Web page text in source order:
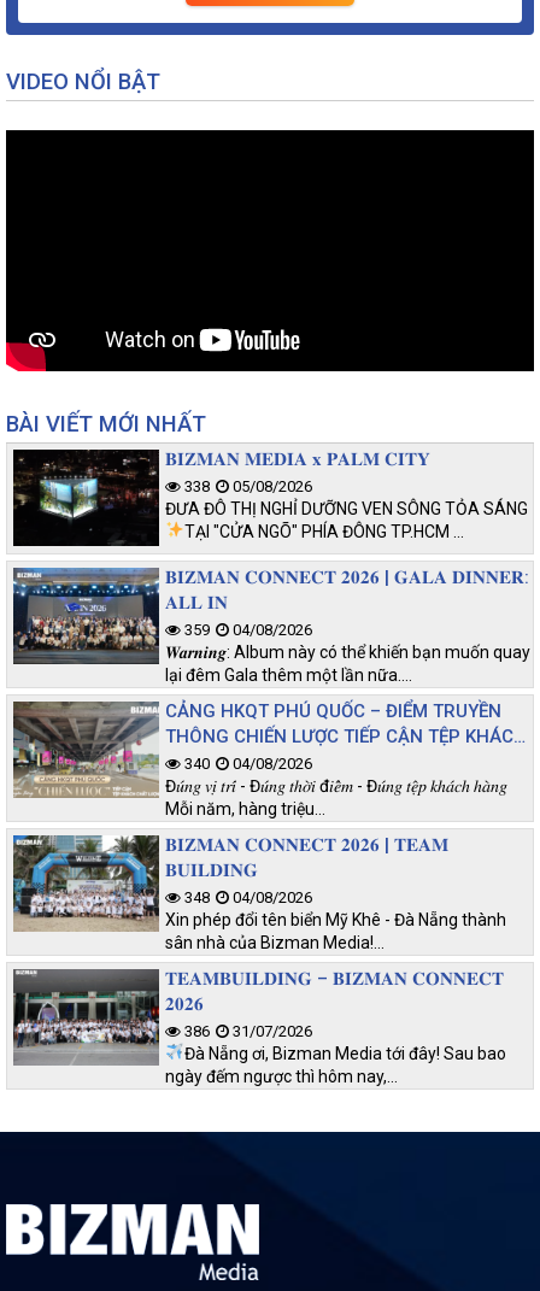
VIDEO NỔI BẬT
BÀI VIẾT MỚI NHẤT
𝐁𝐈𝐙𝐌𝐀𝐍 𝐌𝐄𝐃𝐈𝐀 𝐱 𝐏𝐀𝐋𝐌 𝐂𝐈𝐓𝐘
338 05/08/2026
ĐƯA ĐÔ THỊ NGHỈ DƯỠNG VEN SÔNG TỎA SÁNG
TẠI "CỬA NGÕ" PHÍA ĐÔNG TP.HCM
𝐁𝐈𝐙𝐌𝐀𝐍 𝐂𝐎𝐍𝐍𝐄𝐂𝐓 𝟐𝟎𝟐𝟔 | 𝐆𝐀𝐋𝐀 𝐃𝐈𝐍𝐍𝐄𝐑:
𝐀𝐋𝐋 𝐈𝐍
359 04/08/2026
𝑾𝒂𝒓𝒏𝒊𝒏𝒈: Album này có thể khiến bạn muốn quay
lại đêm Gala thêm một lần nữa.…
CẢNG HKQT PHÚ QUỐC – ĐIỂM TRUYỀN
THÔNG CHIẾN LƯỢC TIẾP CẬN TỆP KHÁCH
CHẤT LƯỢNG
340 04/08/2026
Đ𝑢́𝑛𝑔 𝑣𝑖̣ 𝑡𝑟𝑖́ - Đ𝑢́𝑛𝑔 𝑡ℎ𝑜̛̀𝑖 đ𝑖𝑒̂̉𝑚 - Đ𝑢́𝑛𝑔 𝑡𝑒̣̂𝑝 𝑘ℎ𝑎́𝑐ℎ ℎ𝑎̀𝑛𝑔
Mỗi năm, hàng triệu…
𝐁𝐈𝐙𝐌𝐀𝐍 𝐂𝐎𝐍𝐍𝐄𝐂𝐓 𝟐𝟎𝟐𝟔 | 𝐓𝐄𝐀𝐌
𝐁𝐔𝐈𝐋𝐃𝐈𝐍𝐆
348 04/08/2026
Xin phép đổi tên biển Mỹ Khê - Đà Nẵng thành
sân nhà của Bizman Media!…
𝐓𝐄𝐀𝐌𝐁𝐔𝐈𝐋𝐃𝐈𝐍𝐆 – 𝐁𝐈𝐙𝐌𝐀𝐍 𝐂𝐎𝐍𝐍𝐄𝐂𝐓
𝟐𝟎𝟐𝟔
386 31/07/2026
Đà Nẵng ơi, Bizman Media tới đây! Sau bao
ngày đếm ngược thì hôm nay,…